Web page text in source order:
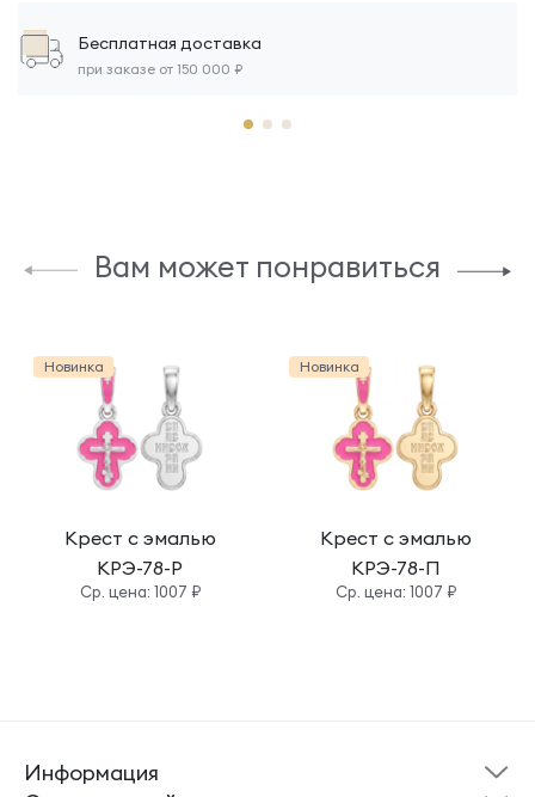
Бесплатная доставка
при заказе от 150 000 ₽
Вам может понравиться
Новинка
Крест с эмалью
КРЭ-78-Р
Cр. цена: 1007 ₽
Новинка
Крест с эмалью
КРЭ-78-П
Cр. цена: 1007 ₽
Информация
Склад готовой